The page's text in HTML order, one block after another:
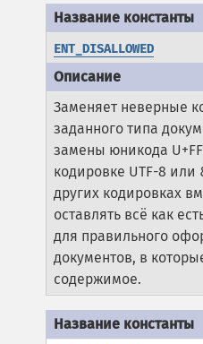
ENT_DISALLOWED
Заменяет неверные
заданного типа
замены юникода
кодировке UTF-8 или
других кодировках
оставлять всё как
для правильного
документов, в
содержимое.